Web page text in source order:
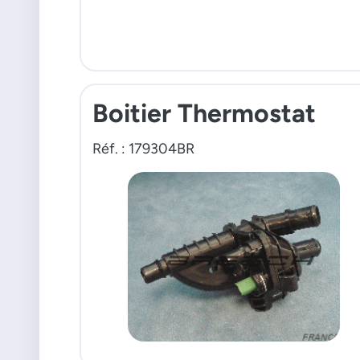
Boitier Thermostat
Réf. : 179304BR